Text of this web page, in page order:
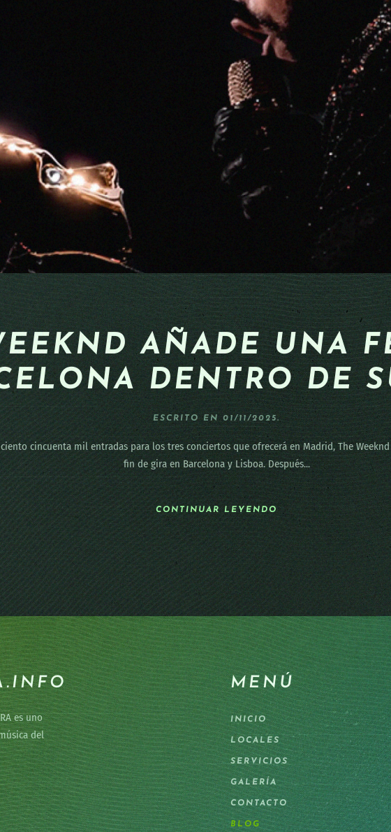
AÑADE UNA
DENTRO DE
ESCRITO EN 01/11/2025.
cincuenta mil entradas para los tres conciertos que ofrecerá en Madrid, The
fin de gira en Barcelona y Lisboa. Después...
CONTINUAR LEYENDO
es uno
del
MENÚ
INICIO
LOCALES
SERVICIOS
GALERÍA
CONTACTO
BLOG